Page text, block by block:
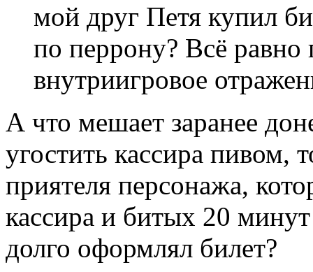
мой друг Петя купил
по перрону? Всё равно
внутриигровое
А что мешает заранее
угостить кассира пивом,
приятеля персонажа,
кассира и битых 20
долго оформлял билет?